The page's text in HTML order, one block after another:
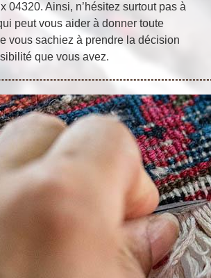
04320. Ainsi, n’hésitez surtout pas à
peut vous aider à donner toute
vous sachiez à prendre la décision
que vous avez.